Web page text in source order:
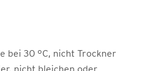
bei 30 °C, nicht Trockner
nicht bleichen oder